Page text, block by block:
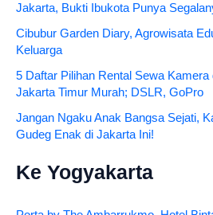
Jakarta, Bukti Ibukota Punya
Cibubur Garden Diary, Agrowisata
Keluarga
5 Daftar Pilihan Rental Sewa
Jakarta Timur Murah; DSLR, GoPro
Jangan Ngaku Anak Bangsa Sejati,
Gudeg Enak di Jakarta Ini!
Ke Yogyakarta